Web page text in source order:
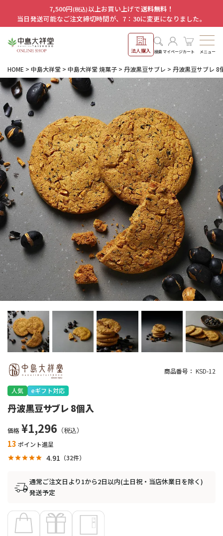
7,500円(税込)以上お買い上げで送料無料！
当日発送可能なご注文締切時間が、7：30に変更になりました。
法人購入 検索マイページカート メニュー
HOME 中島大祥堂 中島大祥堂 焼菓子 丹波黒豆サブレ 丹波黒豆サブレ 8
商品番号 KSD-12
人気 eギフト対応
丹波黒豆サブレ 8個入
価格 ¥1,296
13 ポイント進呈
4.91 32
通常ご注文日より1から2日以内(土日祝・当店休業日を除く)
発送予定